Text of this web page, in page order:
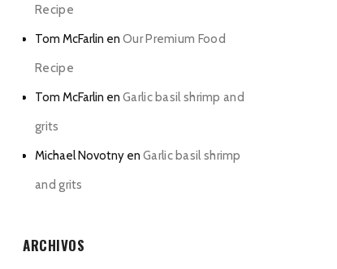
Recipe
Tom McFarlin en Our Premium Food
Recipe
Tom McFarlin en Garlic basil shrimp and
grits
Michael Novotny en Garlic basil shrimp
and grits
ARCHIVOS